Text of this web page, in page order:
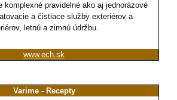
komplexné pravidelné ako aj jednorázové
a čistiace služby exteriérov a
letnú a zimnú údržbu.
www.ech.sk
Varime - Recepty